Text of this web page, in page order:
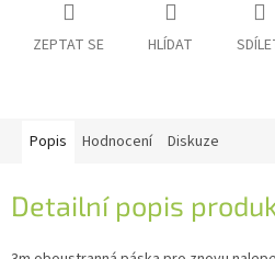
IP
kamery
ZEPTAT SE HLÍDAT
Popis Hodnocení Diskuze
Detailní popis